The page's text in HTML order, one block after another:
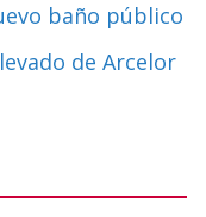
baño público
de Arcelor